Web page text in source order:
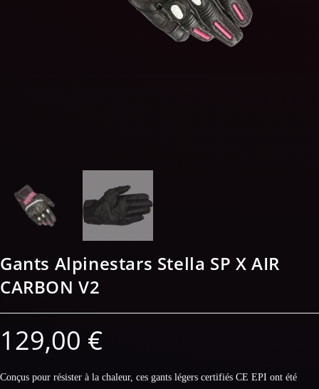
Gants Alpinestars Stella SP X AIR
CARBON V2
129,00 €
Conçus pour résister à la chaleur, ces gants légers certifiés CE EPI ont été